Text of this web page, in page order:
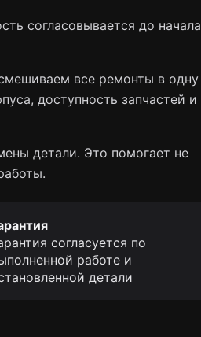
согласовывается до начала
все ремонты в одну
доступность запчастей и
детали. Это помогает не
согласуется по
работе и
детали